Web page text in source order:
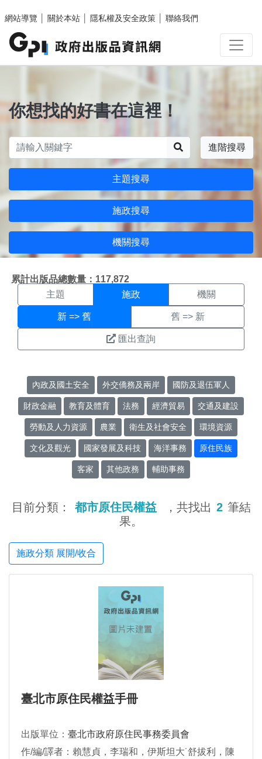
網站導覽
關於本站 隱私權及安全政策 聯絡我們
你想找的好書在這裡！
進階搜尋
主題搜尋
施政搜尋
機關搜尋
累計出版品總數量：117,872
施政搜尋結果頁面
主題 施政 機關
新 => 舊 舊 => 新
匯出查詢
內政及國土安全 外交僑務及兩岸 國防及退伍軍人
財政金融 教育及體育 法務 經濟貿易 交通及建設
勞動及人力資源 農業 衛生及社會安全 環境資源
文化及觀光 國家發展及科技 海洋事務 原住民族
客家 其他政務 輔助事務
目前分類： 都市原住民權益 ，共找出 2 筆結
果。
施政分類 展開/收合
臺北市原住民權益手冊
出版單位： 臺北市政府原住民事務委員會
作/編/譯者：賴慧貞，李瑞和，伊斯坦大˙舒拔利，陳